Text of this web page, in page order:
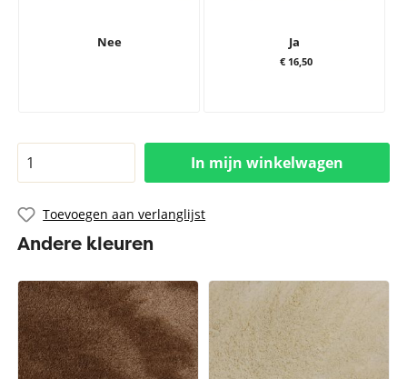
Nee Ja
€ 16,50
In mijn winkelwagen
Toevoegen aan verlanglijst
Andere kleuren